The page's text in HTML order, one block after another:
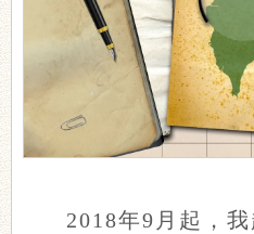
2018年9月起，